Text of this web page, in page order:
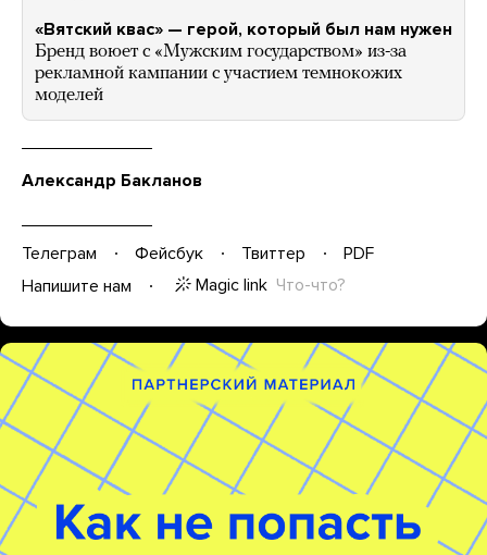
«Вятский квас» — герой, который был нам нужен
Бренд воюет с «Мужским государством» из-за
рекламной кампании с участием темнокожих
моделей
Александр Бакланов
Телеграм Фейсбук Твиттер
PDF
Напишите нам
Magic link Что-что?